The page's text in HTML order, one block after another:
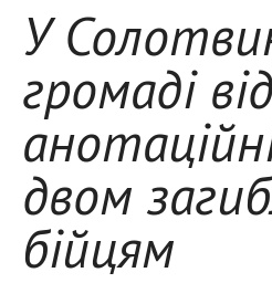
У
громаді
двом
бійцям